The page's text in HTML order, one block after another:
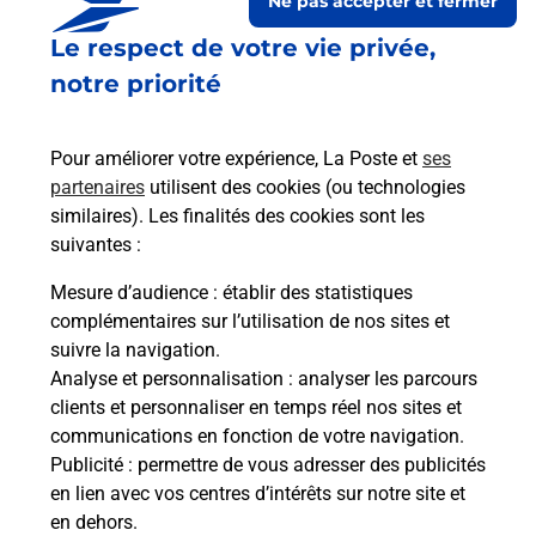
Le respect de votre vie privée,
notre priorité
Pour améliorer votre expérience, La Poste et ses
partenaires utilisent des cookies (ou technologies
similaires). Les finalités des cookies sont les
suivantes :
Mesure d’audience : établir des statistiques
complémentaires sur l’utilisation de nos sites et
suivre la navigation.
Analyse et personnalisation : analyser les parcours
clients et personnaliser en temps réel nos sites et
communications en fonction de votre navigation.
Publicité : permettre de vous adresser des publicités
en lien avec vos centres d’intérêts sur notre site et
en dehors.
Prochaine collecte du courriersamedià 09h00
1 Place De La Mairie
65140 Liac
Itinéraire
Le lien s'ouvre dans un nouvel onglet